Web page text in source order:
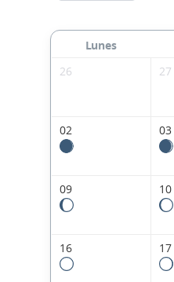
Lunes
26
27
02 03
09 10
16 17